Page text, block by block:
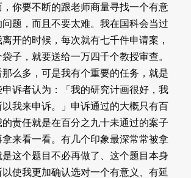
你要不断的跟老师商量寻找一个有意
问题，而且不要太难。我在国科会当过
开的时候，每次就有七千件申请案，
子，就要送给一万四千个教授审查。
么多，可是我有个重要的任务，就是
诉者认为：「我的研究计画很好，我
我来申诉。」申诉通过的大概只有百
责任就是在百分之九十未通过的案子
来看一看。有几个印象最深常常被拿
这个题目不必再做了、这个题目本身
使我更加确认选对一个有意义、有延